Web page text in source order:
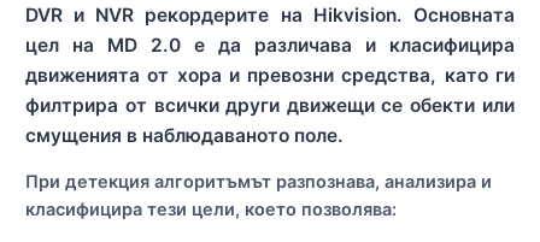
DVR и NVR рекордерите на Hikvision. Основната
цел на MD 2.0 е да различава и класифицира
движенията от хора и превозни средства, като ги
филтрира от всички други движещи се обекти или
смущения в наблюдаваното поле.
При детекция алгоритъмът разпознава, анализира и
класифицира тези цели, което позволява: